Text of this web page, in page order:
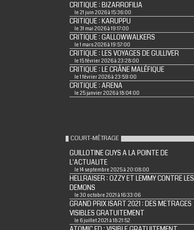
CRITIQUE : BIZARROFILIA
le 21 juin 2026 à 15:36:00
CRITIQUE : KARUPPU
le 31 mai 2026 à 19:17:00
CRITIQUE : GALLOWWALKERS
le 1 mars 2026 à 19:57:00
CRITIQUE : LES VOYAGES DE GULLIVER
le 15 février 2026 à 23:28:00
CRITIQUE : LE CRÂNE MALÉFIQUE
le 1 février 2026 à 23:59:00
CRITIQUE : ARENA
le 25 janvier 2026 à 18:04:00
COURT-MÉTRAGE
GUILLOTINE GUYS A LA POINTE DE
L'ACTUALITE
le 14 septembre 2025 à 20:08:00
HELLRAISER : OZZY ET LEMMY CONTRE LES
DEMONS
le 30 octobre 2021 à 16:33:06
GRAND PRIX ISART 2021 : DES METRAGES
VISIBLES GRATUITEMENT
le 6 juillet 2021 à 18:21:52